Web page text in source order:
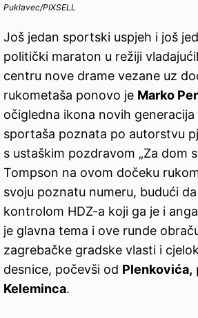
Puklavec/PIXSELL
Još jedan sportski uspjeh i još
politički maraton u režiji
centru nove drame vezane uz
rukometaša ponovo je Marko
očigledna ikona novih
sportaša poznata po autorstvu
s ustaškim pozdravom „Za dom
Tompson na ovom dočeku
svoju poznatu numeru, budući
kontrolom HDZ-a koji ga je i
je glavna tema i ove runde
zagrebačke gradske vlasti i
desnice, počevši od Plenkovića,
Keleminca.